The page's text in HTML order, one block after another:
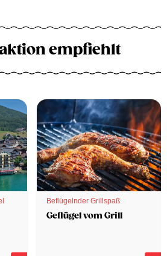
empfiehlt
Beflügelnder Grillspaß
Geflügel vom Grill